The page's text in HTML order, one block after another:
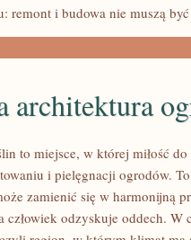
remont i budowa nie muszą być
architektura
to miejsce, w której miłość
i pielęgnacji ogrodów.
zamienić się w harmonijną
człowiek odzyskuje oddech.